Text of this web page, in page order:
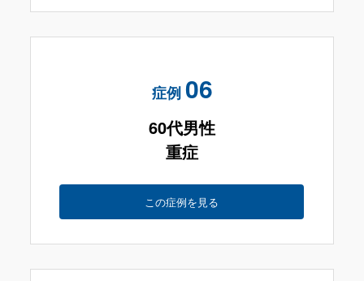
症例 06
60代男性
重症
この症例を見る